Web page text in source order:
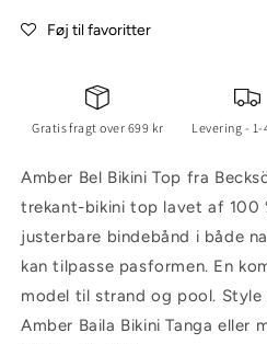
Føj til favoritter
Gratis fragt over 699 kr Levering - 1-
Amber Bel Bikini Top fra
trekant-bikini top lavet af 100
justerbare bindebånd i både
kan tilpasse pasformen. En
model til strand og pool. Style
Amber Baila Bikini Tanga eller